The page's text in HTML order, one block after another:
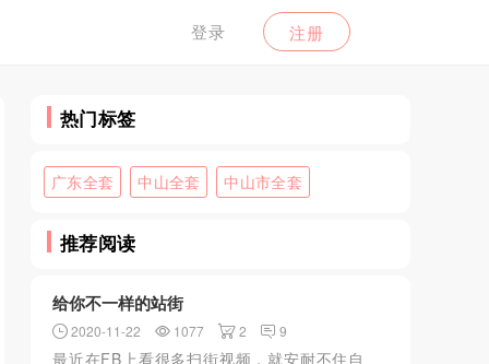
登录 注册
热门标签
广东全套 中山全套 中山市全套
推荐阅读
给你不一样的站街
2020-11-22 1077 2 9
最近在FB上看很多扫街视频，就安耐不住自